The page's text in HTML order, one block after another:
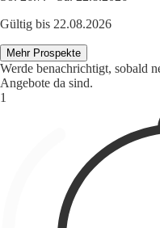
Gültig bis 22.08.2026
Mehr Prospekte
Werde benachrichtigt, sobald
Angebote da sind.